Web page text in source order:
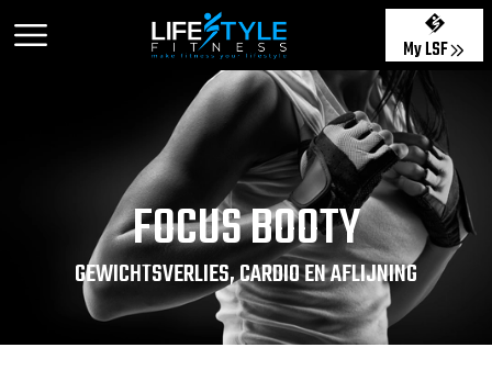
My LSF
FOCUS BOOTY
GEWICHTSVERLIES, CARDIO EN AFLIJNING